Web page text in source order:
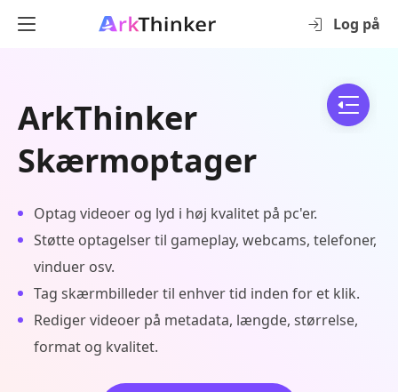
Log på
ArkThinker
Skærmoptager
Optag videoer og lyd i høj kvalitet på pc'er.
Støtte optagelser til gameplay, webcams, telefoner,
vinduer osv.
Tag skærmbilleder til enhver tid inden for et klik.
Rediger videoer på metadata, længde, størrelse,
format og kvalitet.